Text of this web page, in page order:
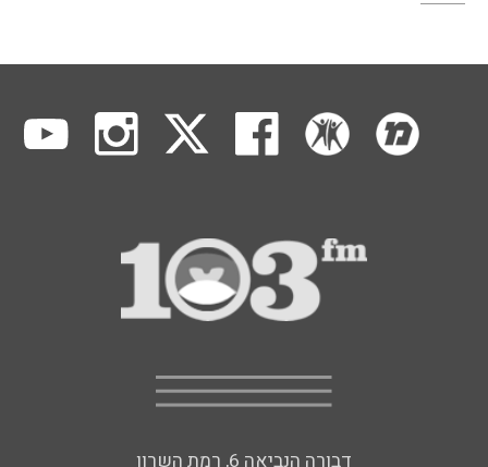
דבורה הנביאה 6, רמת השרון